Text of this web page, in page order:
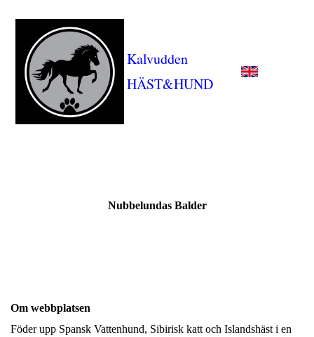
Kalvudden
HÄST&HUND
Nubbelundas Balder
Om webbplatsen
Föder upp Spansk Vattenhund, Sibirisk katt och Islandshäst i en